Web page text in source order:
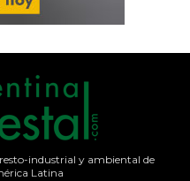
industrial y ambiental de
Latina